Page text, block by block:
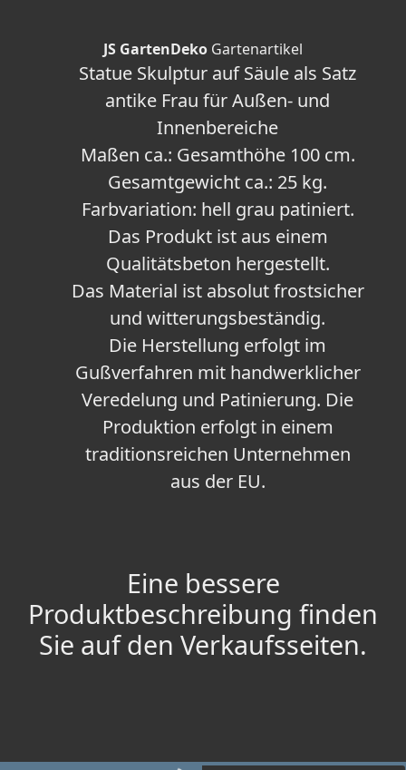
JS GartenDeko Gartenartikel
Statue Skulptur auf Säule als Satz
antike Frau für Außen- und
Innenbereiche
Maßen ca.: Gesamthöhe 100 cm.
Gesamtgewicht ca.: 25 kg.
Farbvariation: hell grau patiniert.
Das Produkt ist aus einem
Qualitätsbeton hergestellt.
Das Material ist absolut frostsicher
und witterungsbeständig.
Die Herstellung erfolgt im
Gußverfahren mit handwerklicher
Veredelung und Patinierung. Die
Produktion erfolgt in einem
traditionsreichen Unternehmen
aus der EU.
Eine bessere
Produktbeschreibung finden
Sie auf den Verkaufsseiten.